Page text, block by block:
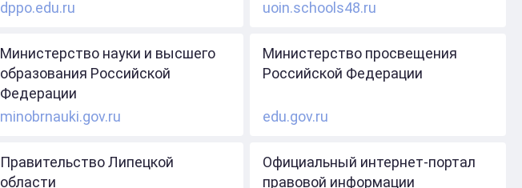
dppo.edu.ru
uoin.schools48.ru
Министерство науки и высшего
образования Российской
Федерации
minobrnauki.gov.ru
Министерство просвещения
Российской Федерации
edu.gov.ru
Правительство Липецкой
области
Официальный интернет-портал
правовой информации